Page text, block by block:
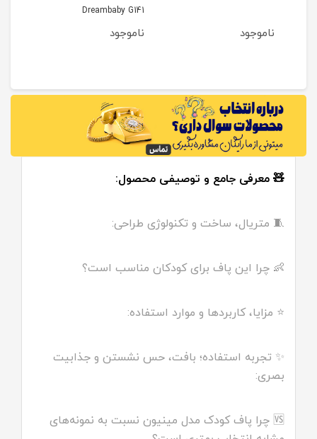
ناموجود
Dreambaby G141
ناموجود
🧸 معرفی جامع و توصیفی محصول:
🧵 متریال، ساخت و تکنولوژی طراحی:
👶 چرا این پاف برای کودکان مناسب است؟
⭐ مزایا، کاربردها و موارد استفاده:
✨ تجربه استفاده؛ بافت، حس نشستن و جذابیت
بصری:
🆚 چرا پاف کودک مدل مینیون نسبت به نمونه‌های